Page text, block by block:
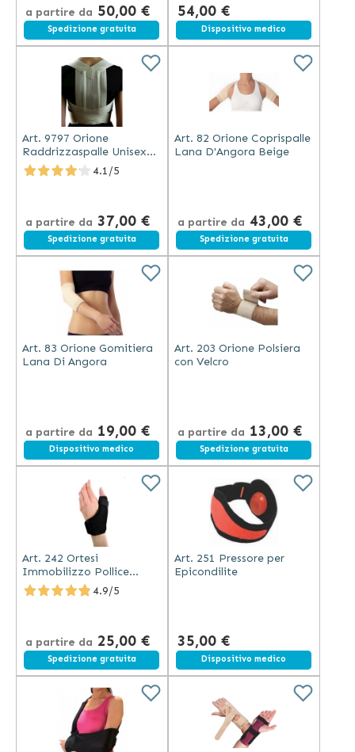
a partire da 50,00 €
Spedizione gratuita
54,00 €
Spedizione gratuita
Dispositivo medico
Art. 9797 Orione
Raddrizzaspalle Unisex
Regolabile Beige
4.1/5
a partire da 37,00 €
Spedizione gratuita
Art. 82 Orione Coprispalle
Lana D'Angora Beige
a partire da 43,00 €
Spedizione gratuita
Art. 83 Orione Gomitiera
Lana Di Angora
a partire da 19,00 €
Spedizione gratuita
Dispositivo medico
Art. 203 Orione Polsiera
con Velcro
a partire da 13,00 €
Spedizione gratuita
Art. 242 Ortesi
Immobilizzo Pollice
Modellabile - Ambidestro
4.9/5
a partire da 25,00 €
Spedizione gratuita
Art. 251 Pressore per
Epicondilite
35,00 €
Spedizione gratuita
Dispositivo medico